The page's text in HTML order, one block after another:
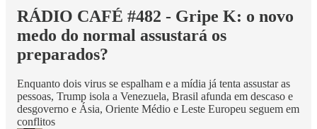
RÁDIO CAFÉ #482 - Gripe K: o novo
medo do normal assustará os
preparados?
Enquanto dois virus se espalham e a mídia já tenta assustar as
pessoas, Trump isola a Venezuela, Brasil afunda em descaso e
desgoverno e Ásia, Oriente Médio e Leste Europeu seguem em
conflitos